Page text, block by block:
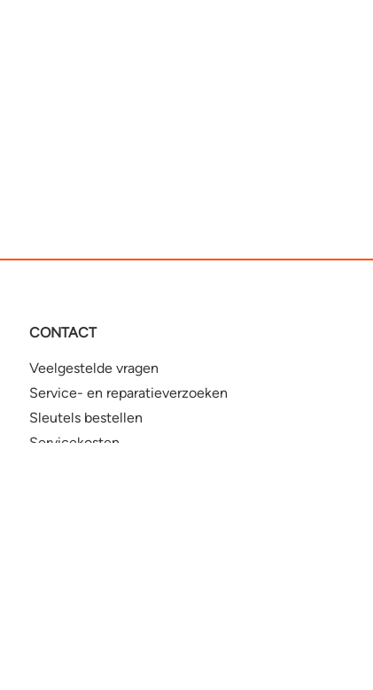
CONTACT
Veelgestelde vragen
Service- en reparatieverzoeken
Sleutels bestellen
Servicekosten